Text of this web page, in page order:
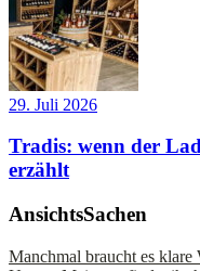
29. Juli 2026
Tradis: wenn der
erzählt
AnsichtsSachen
Manchmal braucht es klare